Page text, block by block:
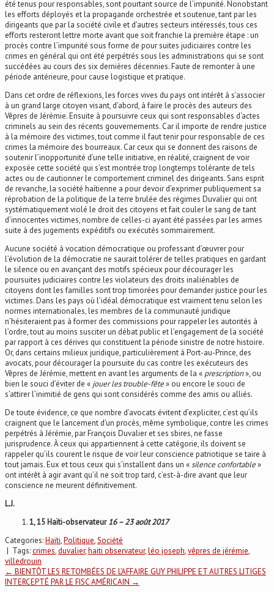
été tenus pour responsables, sont pourtant source de l’impunité. Nonobstant
les efforts déployés et la propagande orchestrée et soutenue, tant par les
dirigeants que par la société civile et d’autres secteurs intéressés, tous ces
efforts resteront lettre morte avant que soit franchie la première étape : un
procès contre l’impunité sous forme de pour suites judiciaires contre les
crimes en général qui ont été perpétrés sous les administrations qui se sont
succédées au cours des six dernières décennies. Faute de remonter à une
période antérieure, pour cause logistique et pratique.
Dans cet ordre de réflexions, les forces vives du pays ont intérêt à s’associer
à un grand large citoyen visant, d’abord, à faire le procès des auteurs des
Vêpres de Jérémie. Ensuite à poursuivre ceux qui sont responsables d‘actes
criminels au sein des récents gouvernements. Car il importe de rendre justice
à la mémoire des victimes, tout comme il faut tenir pour responsable de ces
crimes la mémoire des bourreaux. Car ceux qui se donnent des raisons de
soutenir l’inopportunité d’une telle initiative, en réalité, craignent de voir
exposée cette société qui s’est montrée trop longtemps tolérante de tels
actes ou de cautionner le comportement criminel des dirigeants. Sans esprit
de revanche, la société haïtienne a pour devoir d’exprimer publiquement sa
réprobation de la politique de la terre brulée des régimes Duvalier qui ont
systématiquement violé le droit des citoyens et fait couler le sang de tant
d’innocentes victimes, nombre de celles-ci ayant été passées par les armes
suite à des jugements expéditifs ou exécutés sommairement.
Aucune société à vocation démocratique ou professant d’œuvrer pour
l’évolution de la démocratie ne saurait tolérer de telles pratiques en gardant
le silence ou en avançant des motifs spécieux pour décourager les
poursuites judiciaires contre les violateurs des droits inaliénables de
citoyens dont les familles sont trop timorées pour demander justice pour les
victimes. Dans les pays où l’idéal démocratique est vraiment tenu selon les
normes internationales, les membres de la communauté juridique
n’hésiteraient pas à former des commissions pour rappeler les autorités à
l’ordre, tout au moins susciter un débat public et l’engagement de la société
par rapport à ces dérives qui constituent la période sinistre de notre histoire.
Or, dans certains milieux juridique, particulièrement à Port-au-Prince, des
avocats, pour décourager la poursuite du cas contre les exécuteurs des
Vêpres de Jérémie, mettent en avant les arguments de la « prescription», ou
bien le souci d’éviter de « jouer les trouble-fête» ou encore le souci de
s’attirer l’inimitié de gens qui sont considérés comme des amis ou alliés.
De toute évidence, ce que nombre d’avocats évitent d’expliciter, c’est qu’ils
craignent que le lancement d’un procès, même symbolique, contre les crimes
perpétrés à Jérémie, par François Duvalier et ses sbires, ne fasse
jurisprudence. À ceux qui appartiennent à cette catégorie, ils doivent se
rappeler qu’ils courent le risque de voir leur conscience patriotique se taire à
tout jamais. Eux et tous ceux qui s’installent dans un «silence confortable»
ont intérêt à agir avant qu’il ne soit trop tard, c’est-à-dire avant que leur
conscience ne meurent définitivement.
L.J.
1, 15 Haïti-observateur16 – 23 août 2017
Categories:Haïti,Politique,Société
| Tags:crimes,duvalier,haiti observateur,léo joseph,vêpres de jérémie,
villedrouin
Post
← BIENTÔT LES RETOMBÉES DE L’AFFAIRE GUY PHILIPPE ET AUTRES LITIGES
INTERCEPTÉ PAR LE FISC AMÉRICAIN →